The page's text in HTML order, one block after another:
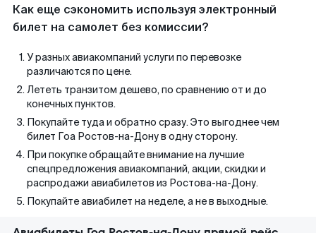
Как еще сэкономить используя электронный
билет на самолет без комиссии?
У разных авиакомпаний услуги по перевозке
различаются по цене.
Лететь транзитом дешево, по сравнению от и до
конечных пунктов.
Покупайте туда и обратно сразу. Это выгоднее чем
билет Гоа Ростов-на-Дону в одну сторону.
При покупке обращайте внимание на лучшие
спецпредложения авиакомпаний, акции, скидки и
распродажи авиабилетов из Ростова-на-Дону.
Покупайте авиабилет на неделе, а не в выходные.